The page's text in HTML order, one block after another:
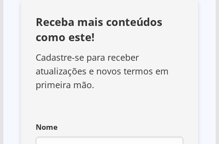
Receba mais conteúdos
como este!
Cadastre-se para receber
atualizações e novos termos em
primeira mão.
Nome